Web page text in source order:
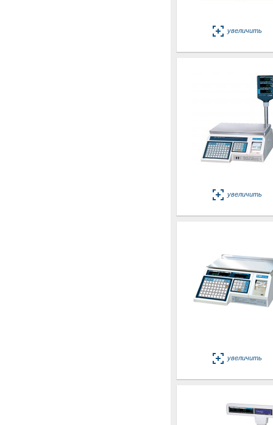
увеличить
увеличить
увеличить